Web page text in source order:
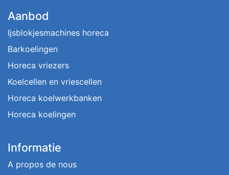
Aanbod
Ijsblokjesmachines horeca
Barkoelingen
Horeca vriezers
Koelcellen en vriescellen
Horeca koelwerkbanken
Horeca koelingen
Informatie
A propos de nous